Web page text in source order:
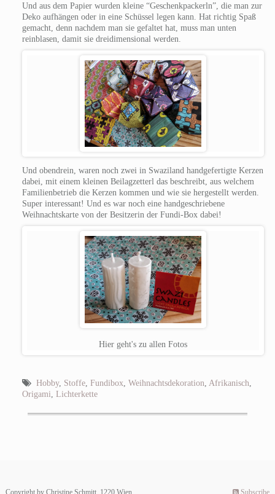
Und aus dem Papier wurden kleine “Geschenkpackerln”, die man zur
Deko aufhängen oder in eine Schüssel legen kann. Hat richtig Spaß
gemacht, denn nachdem man sie gefaltet hat, muss man unten
reinblasen, damit sie dreidimensional werden.
Und obendrein, waren noch zwei in Swaziland handgefertigte Kerzen
dabei, mit einem kleinen Beilagzetterl das beschreibt, aus welchem
Familienbetrieb die Kerzen kommen und wie sie hergestellt werden.
Super interessant! Und es war noch eine handgeschriebene
Weihnachtskarte von der Besitzerin der Fundi-Box dabei!
Hier geht's zu allen Fotos
Hobby, Stoffe, Fundibox Weihnachtsdekoration Afrikanisch
Origami Lichterkette
Copyright by Christine Schmitt, 1220 Wien. Subscribe